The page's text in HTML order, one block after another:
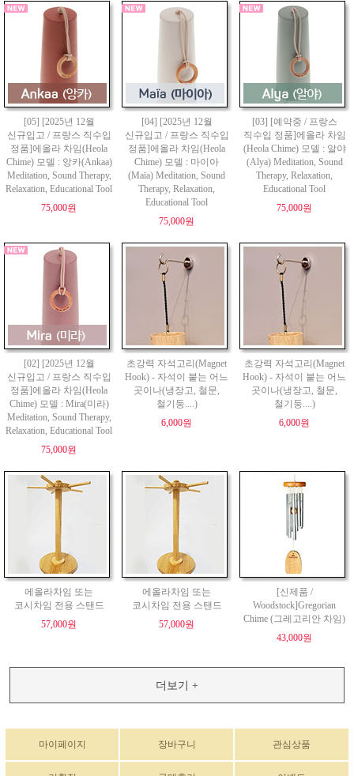
[05] [2025년 12월
신규입고 / 프랑스 직수입
정품]에올라 차임(Heola
Chime) 모델 : 앙카(Ankaa)
Meditation, Sound Therapy,
Relaxation, Educational Tool
75,000원
[04] [2025년 12월
신규입고 / 프랑스 직수입
정품]에올라 차임(Heola
Chime) 모델 : 마이아
(Maïa) Meditation, Sound
Therapy, Relaxation,
Educational Tool
75,000원
[03] [예약중 / 프랑스
직수입 정품]에올라 차임
(Heola Chime) 모델 : 알야
(Alya) Meditation, Sound
Therapy, Relaxation,
Educational Tool
75,000원
[02] [2025년 12월
신규입고 / 프랑스 직수입
정품]에올라 차임(Heola
Chime) 모델 : Mira(미라)
Meditation, Sound Therapy,
Relaxation, Educational Tool
75,000원
초강력 자석고리(Magnet
Hook) - 자석이 붙는 어느
곳이나(냉장고, 철문,
철기둥....)
6,000원
초강력 자석고리(Magnet
Hook) - 자석이 붙는 어느
곳이나(냉장고, 철문,
철기둥....)
6,000원
에올라차임 또는
코시차임 전용 스탠드
57,000원
에올라차임 또는
코시차임 전용 스탠드
57,000원
[신제품 /
Woodstock]Gregorian
Chime (그레고리안 차임)
43,000원
더보기 +
마이페이지 장바구니 관심상품